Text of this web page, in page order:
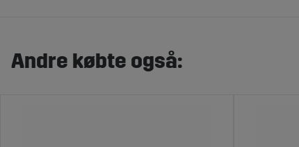
Andre købte også: